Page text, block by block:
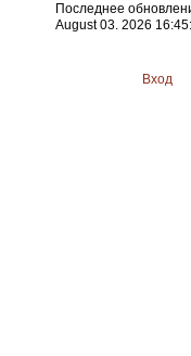
Последнее
August 03. 2026
Вход